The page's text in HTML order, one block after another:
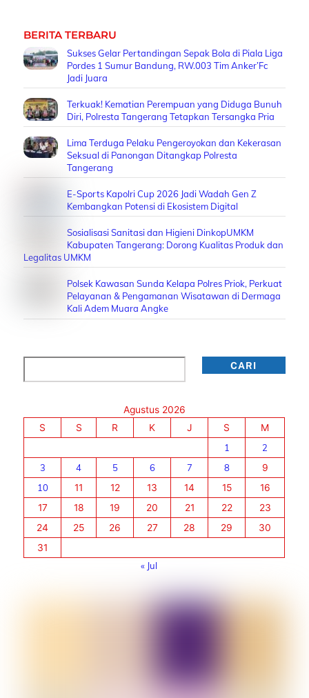
BERITA TERBARU
Sukses Gelar Pertandingan Sepak Bola di Piala Liga
Pordes 1 Sumur Bandung, RW.003 Tim Anker’Fc
Jadi Juara
Terkuak! Kematian Perempuan yang Diduga Bunuh
Diri, Polresta Tangerang Tetapkan Tersangka Pria
Lima Terduga Pelaku Pengeroyokan dan Kekerasan
Seksual di Panongan Ditangkap Polresta
Tangerang
E-Sports Kapolri Cup 2026 Jadi Wadah Gen Z
Kembangkan Potensi di Ekosistem Digital
Sosialisasi Sanitasi dan Higieni DinkopUMKM
Kabupaten Tangerang: Dorong Kualitas Produk dan
Legalitas UMKM
Polsek Kawasan Sunda Kelapa Polres Priok, Perkuat
Pelayanan & Pengamanan Wisatawan di Dermaga
Kali Adem Muara Angke
CARI
Agustus 2026
S
S R K J S
M
1
2
3
4 5 6 7 8
9
10
11 12 13 14 15
16
17
18 19 20 21 22
23
24
25 26 27 28 29
30
31
« Jul